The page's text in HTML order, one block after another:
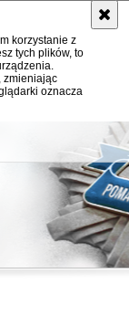
korzystanie z
tych plików, to
zmieniając
oznacza